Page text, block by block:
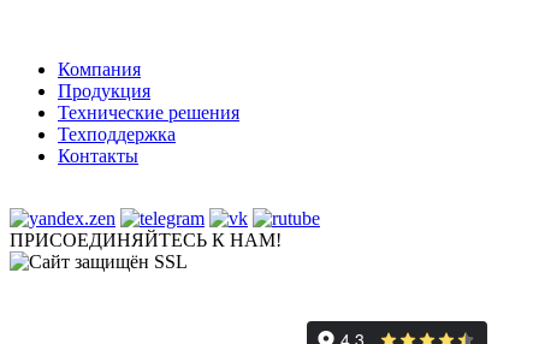
Компания
Продукция
Технические решения
Техподдержка
Контакты
ПРИСОЕДИНЯЙТЕСЬ К НАМ!